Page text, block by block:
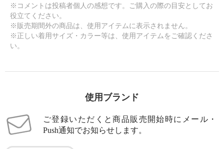
※コメントは投稿者個人の感想です。ご購入の際の目安としてお
役立てください。
※販売期間外の商品は、使用アイテムに表示されません。
※正しい着用サイズ・カラー等は、使用アイテムをご確認くださ
い。
使用ブランド
ご登録いただくと商品販売開始時にメール・
Push通知でお知らせします。